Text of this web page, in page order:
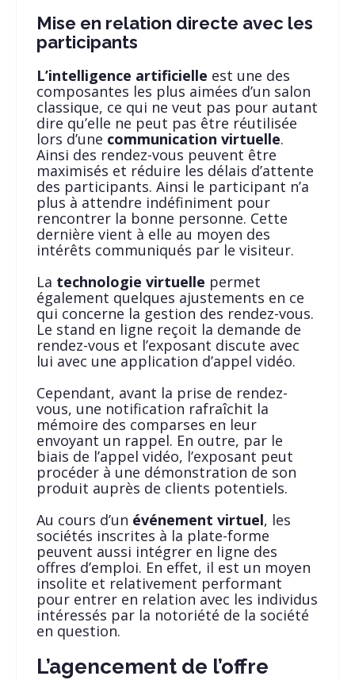
Mise en relation directe avec les
participants
L’intelligence artificielle est une des
composantes les plus aimées d’un salon
classique, ce qui ne veut pas pour autant
dire qu’elle ne peut pas être réutilisée
lors d’une communication virtuelle.
Ainsi des rendez-vous peuvent être
maximisés et réduire les délais d’attente
des participants. Ainsi le participant n’a
plus à attendre indéfiniment pour
rencontrer la bonne personne. Cette
dernière vient à elle au moyen des
intérêts communiqués par le visiteur.
La technologie virtuelle permet
également quelques ajustements en ce
qui concerne la gestion des rendez-vous.
Le stand en ligne reçoit la demande de
rendez-vous et l’exposant discute avec
lui avec une application d’appel vidéo.
Cependant, avant la prise de rendez-
vous, une notification rafraîchit la
mémoire des comparses en leur
envoyant un rappel. En outre, par le
biais de l’appel vidéo, l’exposant peut
procéder à une démonstration de son
produit auprès de clients potentiels.
Au cours d’un événement virtuel, les
sociétés inscrites à la plate-forme
peuvent aussi intégrer en ligne des
offres d’emploi. En effet, il est un moyen
insolite et relativement performant
pour entrer en relation avec les individus
intéressés par la notoriété de la société
en question.
L’agencement de l’offre